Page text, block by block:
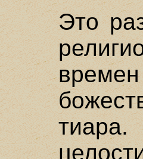
Это